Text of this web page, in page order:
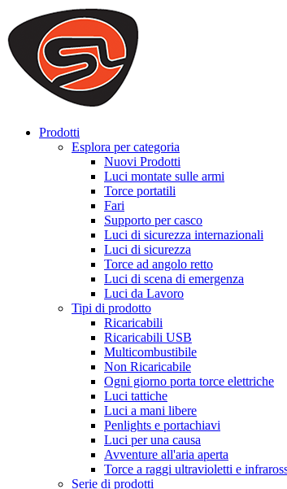
We use cookies to ensure that we provide you the
you a better experience. To learn more or to find out
ACCEPT AND CLOSE
Prodotti
Esplora per categoria
Nuovi Prodotti
Luci montate sulle armi
Torce portatili
Fari
Supporto per casco
Luci di sicurezza internazionali
Luci di sicurezza
Torce ad angolo retto
Luci di scena di emergenza
Luci da Lavoro
Tipi di prodotto
Ricaricabili
Ricaricabili USB
Multicombustibile
Non Ricaricabile
Ogni giorno porta torce elettriche
Luci tattiche
Luci a mani libere
Penlights e portachiavi
Luci per una causa
Avventure all'aria aperta
Torce a raggi ultravioletti e
Serie di prodotti